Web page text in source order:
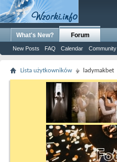
What's New? Forum
New Posts FAQ Calendar Community
Lista użytkowników ladymakbet